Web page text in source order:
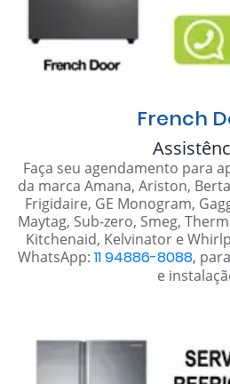
French
Faça seu agendamento para
da marca Amana, Ariston,
Frigidaire, GE Monogram,
Maytag, Sub-zero, Smeg,
Kitchenaid, Kelvinator e
WhatsApp: 11 94886-8088,
e